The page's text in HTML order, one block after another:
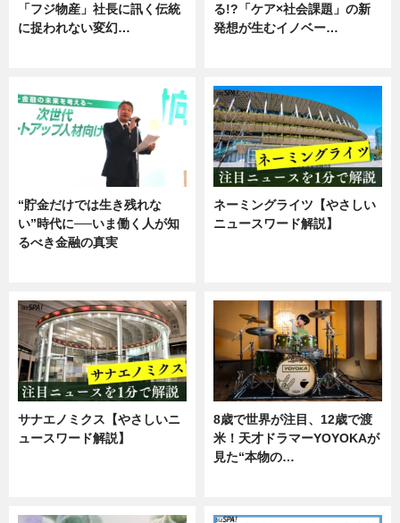
「フジ物産」社長に訊く伝統
に捉われない変幻…
る!?「ケア×社会課題」の新
発想が生むイノベー…
“貯金だけでは生き残れな
い”時代に──いま働く人が知
るべき金融の真実
ネーミングライツ【やさしい
ニュースワード解説】
サナエノミクス【やさしいニ
ュースワード解説】
8歳で世界が注目、12歳で渡
米！天才ドラマーYOYOKAが
見た“本物の…